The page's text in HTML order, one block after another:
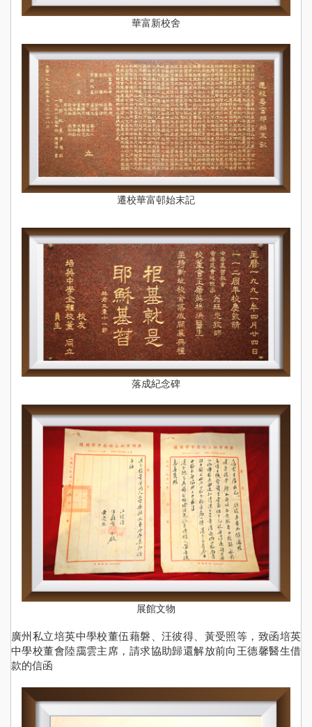
華富新校舍
遷校華富邨始末記
落成紀念碑
展館文物
廣州私立培英中學校董伍藉磐、汪彼得、黃受照等，致函培英
中學校董會陸靄雲主席，請求協助歸還解放前向王德馨醫生借
款的信函